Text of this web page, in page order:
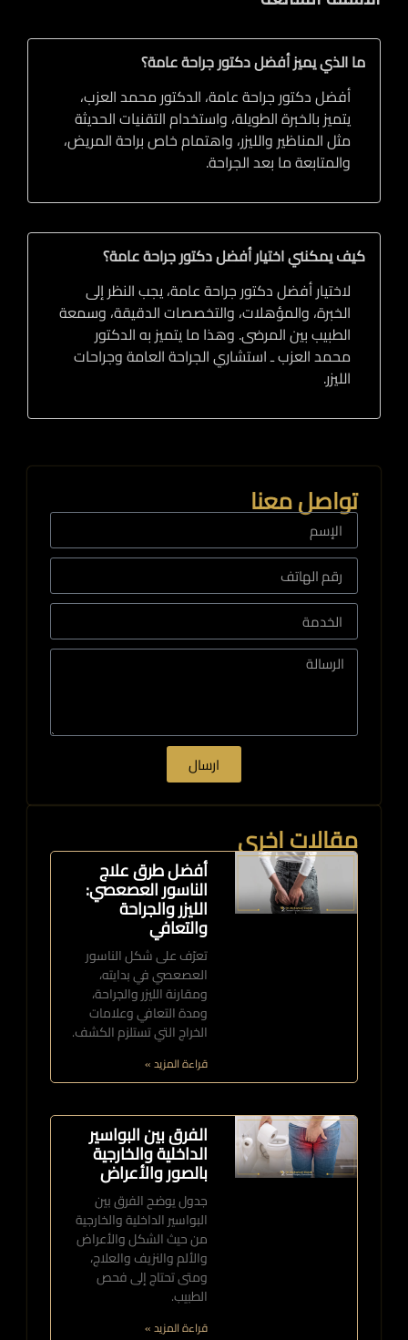
تواصل معنا
ارسال
مقالات اخرى
أفضل طرق علاج
الناسور العصعصي:
الليزر والجراحة
والتعافي
تعرّف على شكل الناسور
العصعصي في بدايته،
ومقارنة الليزر والجراحة،
ومدة التعافي وعلامات
الخراج التي تستلزم الكشف.
قراءة المزيد »
الفرق بين البواسير
الداخلية والخارجية
بالصور والأعراض
جدول يوضح الفرق بين
البواسير الداخلية والخارجية
من حيث الشكل والأعراض
والألم والنزيف والعلاج،
ومتى تحتاج إلى فحص
الطبيب.
قراءة المزيد »
ما الذي يميز أفضل دكتور جراحة عامة؟
أفضل دكتور جراحة عامة، الدكتور محمد العزب،
يتميز بالخبرة الطويلة، واستخدام التقنيات الحديثة
مثل المناظير والليزر، واهتمام خاص براحة المريض،
والمتابعة ما بعد الجراحة.
كيف يمكنني اختيار أفضل دكتور جراحة عامة؟
لاختيار أفضل دكتور جراحة عامة، يجب النظر إلى
الخبرة، والمؤهلات، والتخصصات الدقيقة، وسمعة
الطبيب بين المرضى. وهذا ما يتميز به الدكتور
محمد العزب ـ استشاري الجراحة العامة وجراحات
الليزر.